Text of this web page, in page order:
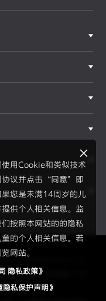
用Cookie和类似技术
协议并点击“同意”即
您是未满14周岁的儿
供个人相关信息。监
按照本网站的的隐私
的个人相关信息。若
网站。
隐私政策》
隐私保护声明》
Investment Co., Lt
号 京公网安备1101